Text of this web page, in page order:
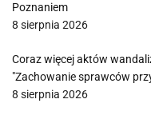
Poznaniem
8 sierpnia 2026
Coraz więcej aktów
"Zachowanie sprawców
8 sierpnia 2026